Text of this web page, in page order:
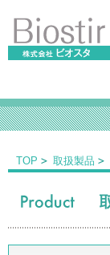
TOP 取扱製品